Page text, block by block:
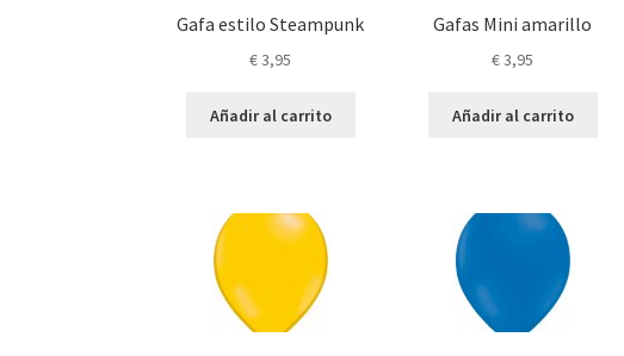
Gafa estilo Steampunk
€3,95
Añadir al carrito
Gafas Mini amarillo
€3,95
Añadir al carrito